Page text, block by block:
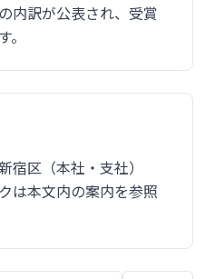
内訳が公表され、受賞
宿区（本社・支社）
は本文内の案内を参照